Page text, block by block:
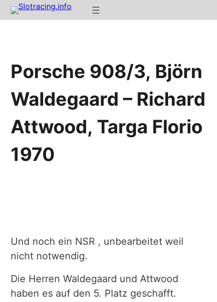
Porsche 908/3, Björn
Waldegaard – Richard
Attwood, Targa Florio
1970
Und noch ein NSR , unbearbeitet weil
nicht notwendig.
Die Herren Waldegaard und Attwood
haben es auf den 5. Platz geschafft.